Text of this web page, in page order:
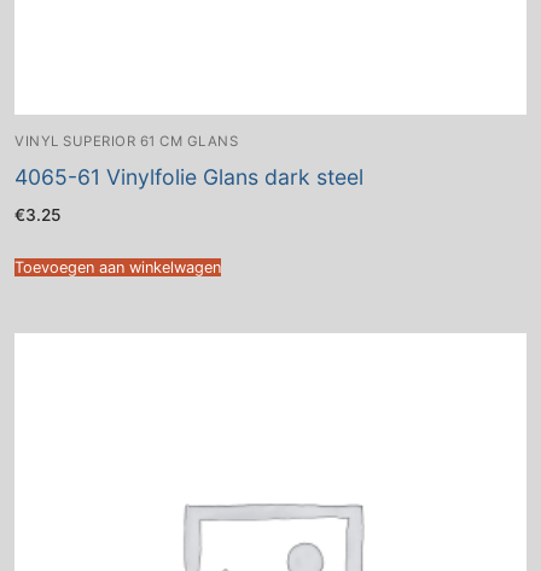
VINYL SUPERIOR 61 CM GLANS
4065-61 Vinylfolie Glans dark steel
€3.25
Toevoegen aan winkelwagen